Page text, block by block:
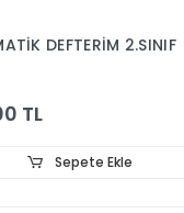
DEFTERİM 2.SINIF
TL
Sepete Ekle